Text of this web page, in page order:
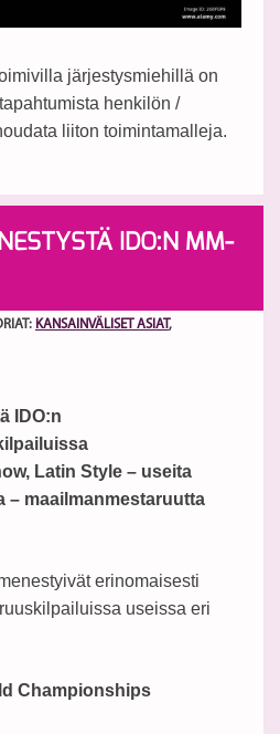
järjestysmiehillä on
henkilön /
liiton toimintamalleja.
IDO:N MM-
KANSAINVÄLISET ASIAT ,
IDO:n
Latin Style – useita
– maailmanmestaruutta
erinomaisesti
useissa eri
Championships